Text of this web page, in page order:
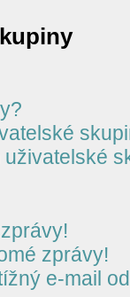
zprávy!
e-mail